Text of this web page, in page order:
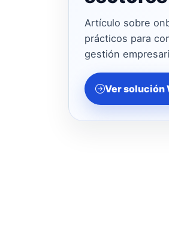
Artículo sobre
prácticos para
gestión
Ver solución